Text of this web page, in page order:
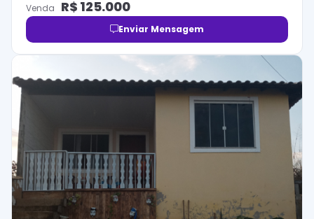
Venda R$ 125.000
Enviar Mensagem